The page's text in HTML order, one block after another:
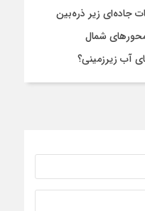
جاده‌ای زیر ذره‌بین
شمال
آب زیرزمینی؟